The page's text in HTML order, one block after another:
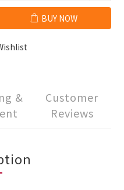
BUY NOW
&
Customer
Reviews